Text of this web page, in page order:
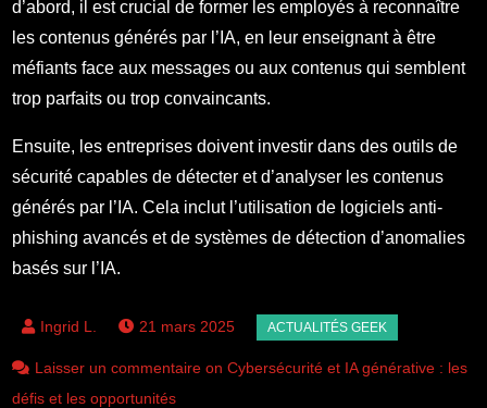
d’abord, il est crucial de former les employés à reconnaître
les contenus générés par l’IA, en leur enseignant à être
méfiants face aux messages ou aux contenus qui semblent
trop parfaits ou trop convaincants.
Ensuite, les entreprises doivent investir dans des outils de
sécurité capables de détecter et d’analyser les contenus
générés par l’IA. Cela inclut l’utilisation de logiciels anti-
phishing avancés et de systèmes de détection d’anomalies
basés sur l’IA.
21 mars 2025
Laisser un commentaire on Cybersécurité et IA générative : les
défis et les opportunités